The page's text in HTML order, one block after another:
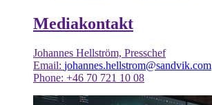
Mediakontakt
Johannes Hellström, Presschef
Email: johannes.hellstrom@sandvik.com
Phone: +46 70 721 10 08